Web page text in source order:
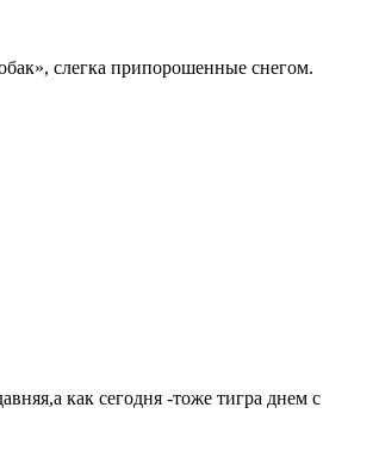
слегка припорошенные снегом.
как сегодня -тоже тигра днем с